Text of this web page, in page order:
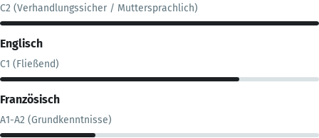
C2 (Verhandlungssicher / Muttersprachlich)
Englisch
C1 (Fließend)
Französisch
A1-A2 (Grundkenntnisse)